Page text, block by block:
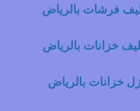
فرشات بالرياض
خزانات بالرياض
خزانات بالرياض